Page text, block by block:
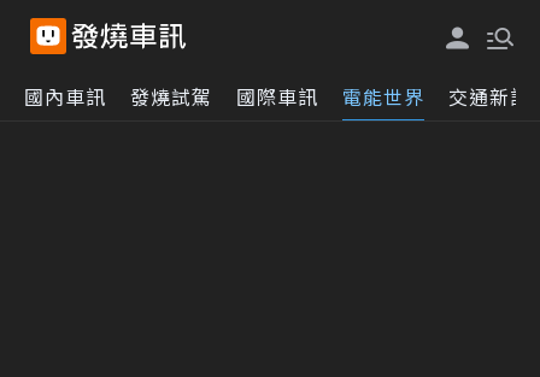
國內車訊 發燒試駕 國際車訊 電能世界 交通新訊